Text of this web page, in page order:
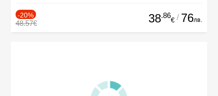
-20%
48.57€ 38.86
€ / 76лв.